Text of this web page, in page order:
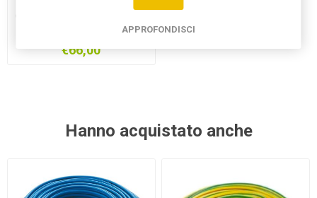
4MMQ FS17 GIALLOVERDE
€66,00
Hanno acquistato anche
APPROFONDISCI